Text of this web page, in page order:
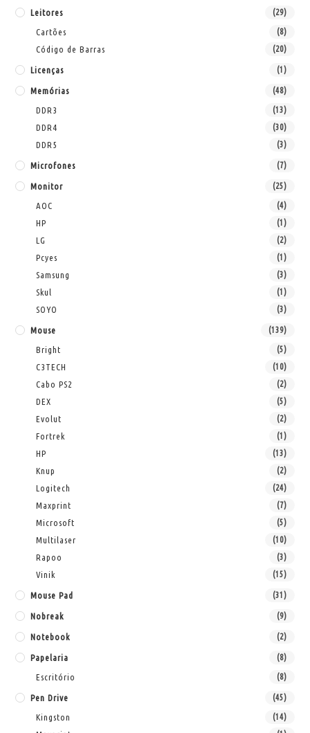
Leitores (29)
Cartões (8)
Código de Barras (20)
Licenças (1)
Memórias (48)
DDR3 (13)
DDR4 (30)
DDR5 (3)
Microfones (7)
Monitor (25)
AOC (4)
HP (1)
LG (2)
Pcyes (1)
Samsung (3)
Skul (1)
SOYO (3)
Mouse (139)
Bright (5)
C3TECH (10)
Cabo PS2 (2)
DEX (5)
Evolut (2)
Fortrek (1)
HP (13)
Knup (2)
Logitech (24)
Maxprint (7)
Microsoft (5)
Multilaser (10)
Rapoo (3)
Vinik (15)
Mouse Pad (31)
Nobreak (9)
Notebook (2)
Papelaria (8)
Escritório (8)
Pen Drive (45)
Kingston (14)